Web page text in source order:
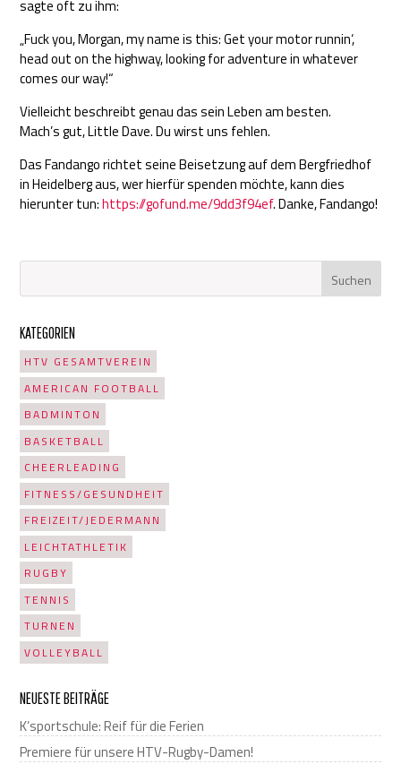
sagte oft zu ihm:
„Fuck you, Morgan, my name is this: Get your motor runnin‘,
head out on the highway, looking for adventure in whatever
comes our way!“
Vielleicht beschreibt genau das sein Leben am besten.
Mach’s gut, Little Dave. Du wirst uns fehlen.
Das Fandango richtet seine Beisetzung auf dem Bergfriedhof
in Heidelberg aus, wer hierfür spenden möchte, kann dies
hierunter tun:https://gofund.me/9dd3f94ef. Danke, Fandango!
KATEGORIEN
HTV GESAMTVEREIN
AMERICAN FOOTBALL
BADMINTON
BASKETBALL
CHEERLEADING
FITNESS/GESUNDHEIT
FREIZEIT/JEDERMANN
LEICHTATHLETIK
RUGBY
TENNIS
TURNEN
VOLLEYBALL
NEUESTE BEITRÄGE
K’sportschule: Reif für die Ferien
Premiere für unsere HTV-Rugby-Damen!